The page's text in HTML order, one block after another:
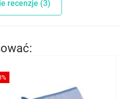
recenzje (3)